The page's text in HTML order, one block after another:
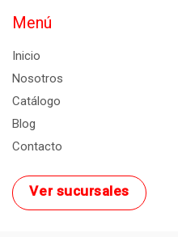
Menú
Inicio
Nosotros
Catálogo
Blog
Contacto
Ver sucursales